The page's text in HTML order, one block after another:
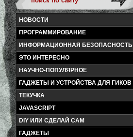
НОВОСТИ
ПРОГРАММИРОВАНИЕ
ИНФОРМАЦИОННАЯ БЕЗОПАСНОСТЬ
ЭТО ИНТЕРЕСНО
НАУЧНО-ПОПУЛЯРНОЕ
ГАДЖЕТЫ И УСТРОЙСТВА ДЛЯ ГИКОВ
ТЕКУЧКА
JAVASCRIPT
DIY ИЛИ СДЕЛАЙ САМ
ГАДЖЕТЫ